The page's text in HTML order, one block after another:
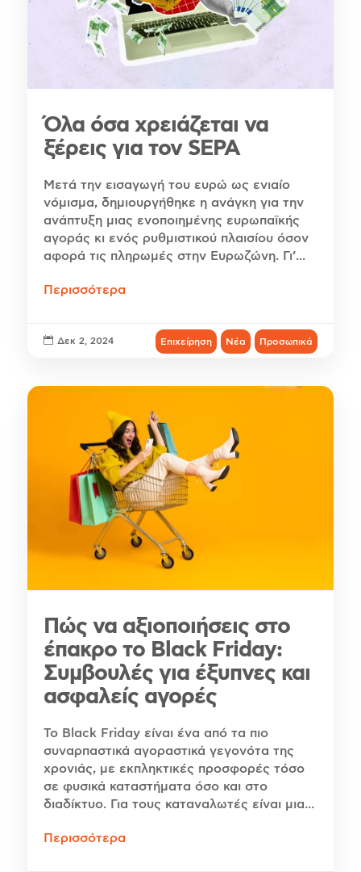
Επιχείρηση Νέα Προσωπικά
Όλα όσα χρειάζεται να
ξέρεις για τον SEPA
Μετά την εισαγωγή του ευρώ ως ενιαίο
νόμισμα, δημιουργήθηκε η ανάγκη για την
ανάπτυξη μιας ενοποιημένης ευρωπαϊκής
αγοράς κι ενός ρυθμιστικού πλαισίου όσον
αφορά τις πληρωμές στην Ευρωζώνη. Γι’...
Περισσότερα
 Δεκ 2, 2024
Πώς να αξιοποιήσεις στο
έπακρο το Black Friday:
Συμβουλές για έξυπνες και
ασφαλείς αγορές
Το Black Friday είναι ένα από τα πιο
συναρπαστικά αγοραστικά γεγονότα της
χρονιάς, με εκπληκτικές προσφορές τόσο
σε φυσικά καταστήματα όσο και στο
διαδίκτυο. Για τους καταναλωτές είναι μια...
Περισσότερα